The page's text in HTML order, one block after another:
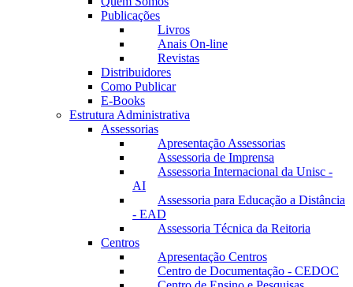
Publicações
Livros
Anais On-line
Revistas
Distribuidores
Como Publicar
E-Books
Estrutura Administrativa
Assessorias
Apresentação Assessorias
Assessoria de Imprensa
Assessoria Internacional da Unisc -
AI
Assessoria para Educação a Distância
- EAD
Assessoria Técnica da Reitoria
Centros
Apresentação Centros
Centro de Documentação - CEDOC